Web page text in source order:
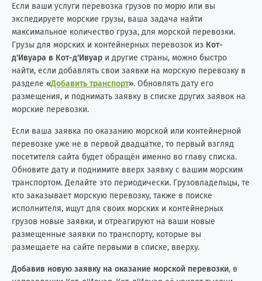
Если ваши услуги перевозка грузов по морю или вы
экспедируете морские грузы, ваша задача найти
максимальное количество груза, для морской перевозки.
Грузы для морских и контейнерных перевозок из Кот-
д'Ивуара в Кот-д'Ивуар и другие страны, можно быстро
найти, если добавлять свои заявки на морскую перевозку в
разделе «Добавить транспорт». Обновлять дату его
размещения, и поднимать заявку в списке других заявок на
морские перевозки.
Если ваша заявка по оказанию морской или контейнерной
перевозке уже не в первой двадцатке, то первый взгляд
посетителя сайта будет обращён именно во главу списка.
Обновите дату и поднимите вверх заявку с вашим морским
транспортом. Делайте это периодически. Грузовладельцы, те
кто заказывает морскую перевозку, также в поиске
исполнителя, ищут для своих морских и контейнерных
грузов новые заявки, и отреагируют на ваши новые
размещенные заявки по транспорту, которые вы
размещаете на сайте первыми в списке, вверху.
Добавив новую заявку на оказание морской перевозки, в